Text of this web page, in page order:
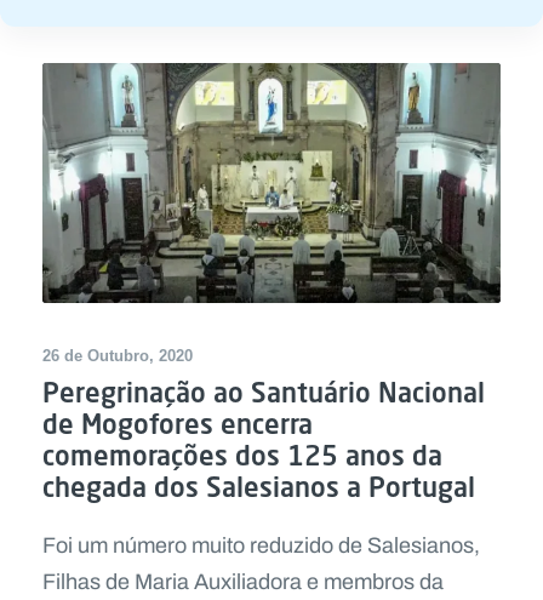
26 de Outubro, 2020
Peregrinação ao Santuário Nacional
de Mogofores encerra
comemorações dos 125 anos da
chegada dos Salesianos a Portugal
Foi um número muito reduzido de Salesianos,
Filhas de Maria Auxiliadora e membros da